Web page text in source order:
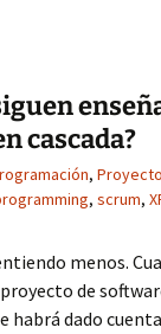
cascada?
,
, scrum,
menos.
de
habrá dado